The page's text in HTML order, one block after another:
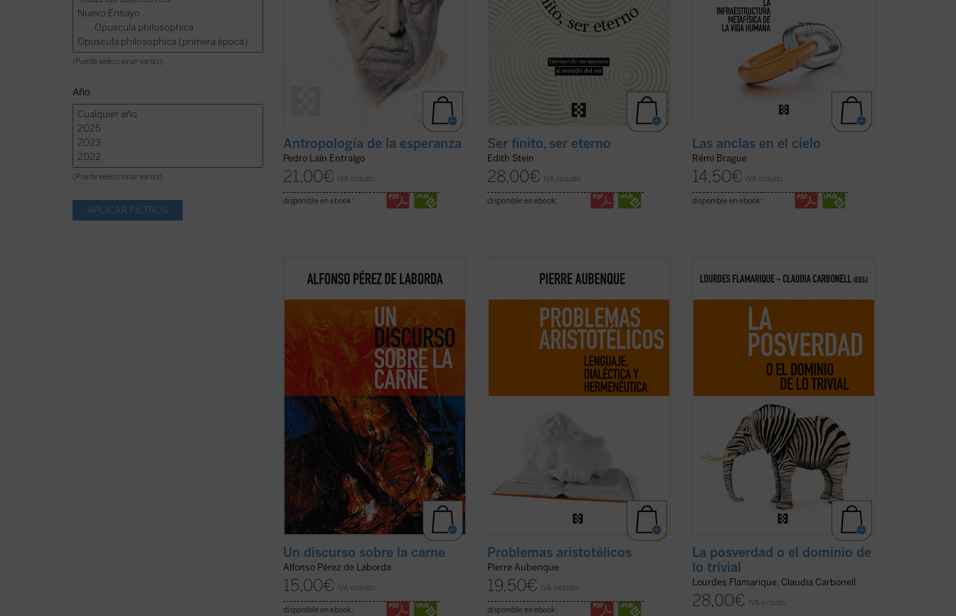
(Puede seleccionar varias)
Año
(Puede seleccionar varias)
Antropología de la esperanza
Pedro Laín Entralgo
21,00€ IVA incluido
disponible en ebook:
Ser finito, ser eterno
Edith Stein
28,00€ IVA incluido
disponible en ebook:
Las anclas en el cielo
Rémi Brague
14,50€ IVA incluido
disponible en ebook:
Punto omega: punto atractivo de
de amejoramiento. No montonera
informe. Punto de encarnación. La
realidad se nos ofrece en elvínculo
substancial: el punto se expresa como
realidad. Nuestras líneas de ...(ver ficha)
Un discurso sobre la carne
Alfonso Pérez de Laborda
15,00€ IVA incluido
disponible en ebook:
El apasionante recorrido en el que nos
búsqueda por aquellas sendas que,
habiendo sido sucesivamente
emprendidas y descartadas en nuestra
tradición, permiten reconocer —tal vez
hoy mejor que en otro ...(ver ficha)
Problemas aristotélicos
Pierre Aubenque
19,50€ IVA incluido
disponible en ebook:
De la exigencia actual de verdad, de los
falsedad y reflexiones afines, tratan los
textos de este libro. Recrean una
conversación con planteamientos
diversos tanto de la tradición filosófica,
como de las ...
(ver ficha)
La posverdad o el dominio de
lo trivial
Lourdes Flamarique, Claudia Carbonell
28,00€ IVA incluido